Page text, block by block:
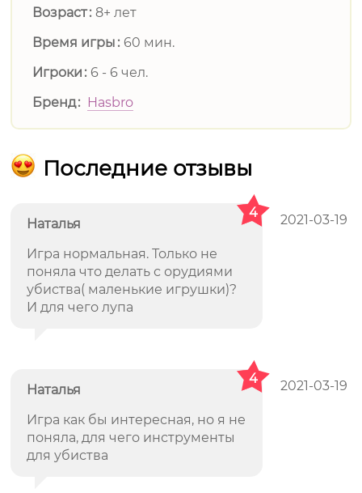
Возраст 8+ лет
Время игры
60 мин.
Игроки
6 - 6 чел.
Бренд
Hasbro
Последние отзывы
Наталья 2021-03-19
4
Игра нормальная. Только не
поняла что делать с орудиями
убиства( маленькие игрушки)?
И для чего лупа
Наталья 2021-03-19
4
Игра как бы интересная, но я не
поняла, для чего инструменты
для убиства